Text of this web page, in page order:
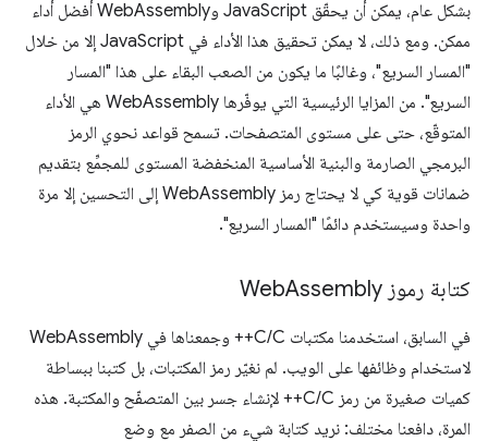
بشكل عام، يمكن أن يحقّق JavaScript وWebAssembly أفضل أداء
ممكن. ومع ذلك، لا يمكن تحقيق هذا الأداء في JavaScript إلا من خلال
"المسار السريع"، وغالبًا ما يكون من الصعب البقاء على هذا "المسار
السريع". من المزايا الرئيسية التي يوفّرها WebAssembly هي الأداء
المتوقّع، حتى على مستوى المتصفحات. تسمح قواعد نحوي الرمز
البرمجي الصارمة والبنية الأساسية المنخفضة المستوى للمجمِّع بتقديم
ضمانات قوية كي لا يحتاج رمز WebAssembly إلى التحسين إلا مرة
واحدة وسيستخدم دائمًا "المسار السريع".
كتابة رموز Web Assembly
في السابق، استخدمنا مكتبات C/C++ وجمعناها في WebAssembly
لاستخدام وظائفها على الويب. لم نغيّر رمز المكتبات، بل كتبنا ببساطة
كميات صغيرة من رمز C/C++ لإنشاء جسر بين المتصفّح والمكتبة. هذه
المرة، دافعنا مختلف: نريد كتابة شيء من الصفر مع وضع